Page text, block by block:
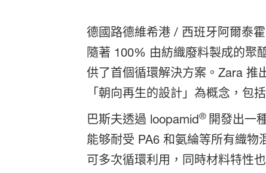
德國路德維希港 / 西班牙阿爾泰
隨著 100% 由紡織廢料製成的聚
供了首個循環解決方案。Zara 推
「朝向再生的設計」為概念，包
巴斯夫透過 loopamid® 開發出一
能够耐受 PA6 和氨綸等所有織
可多次循環利用，同時材料特性